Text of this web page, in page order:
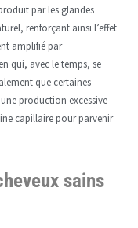
par les glandes
renforçant ainsi l’effet
amplifié par
qui, avec le temps, se
que certaines
production excessive
capillaire pour parvenir
sains